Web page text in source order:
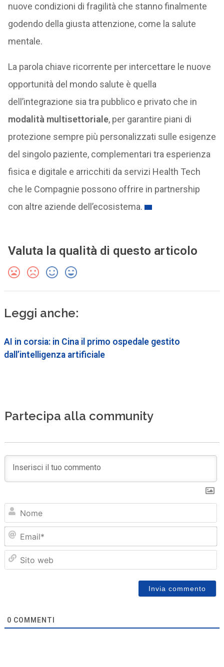
nuove condizioni di fragilità che stanno finalmente
godendo della giusta attenzione, come la salute
mentale.
La parola chiave ricorrente per intercettare le nuove
opportunità del mondo salute è quella
dell’integrazione sia tra pubblico e privato che in
modalità multisettoriale, per garantire piani di
protezione sempre più personalizzati sulle esigenze
del singolo paziente, complementari tra esperienza
fisica e digitale e arricchiti da servizi Health Tech
che le Compagnie possono offrire in partnership
con altre aziende dell’ecosistema.
Valuta la qualità di questo articolo
Leggi anche:
AI in corsia: in Cina il primo ospedale gestito
dall’intelligenza artificiale
Partecipa alla community
0 COMMENTI